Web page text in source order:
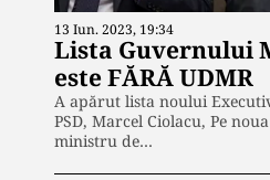
13 Iun. 2023, 19:34
Lista Guvernului
este FĂRĂ UDMR
A apărut lista noului
PSD, Marcel Ciolacu, Pe
ministru de…